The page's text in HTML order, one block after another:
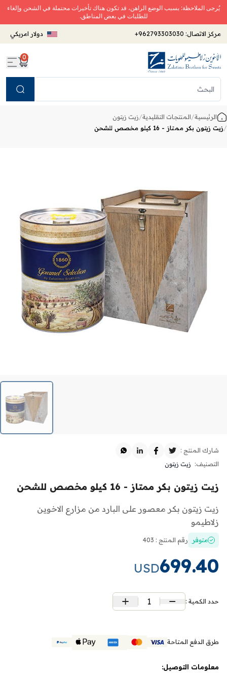
يُرجى الملاحظة: بسبب الوضع الراهن، قد تكون هناك تأخيرات محتملة في الشحن وإلغاء
للطلبات في بعض المناطق.
مركز الاتصال: +962793303030 دولار امريكي
0
الرئيسية/المنتجات التقليدية/زيت زيتون
/زيت زيتون بكر ممتاز - 16 كيلو مخصص للشحن
التصنيف: زيت زيتون
شارك المنتج :
زيت زيتون بكر ممتاز - 16 كيلو مخصص للشحن
زيت زيتون بكر معصور على البارد من مزارع الاخوين
زلاطيمو
متوفر رقم المنتج : 403
699.40
USD
حدد الكمية : 1
طرق الدفع المتاحة
معلومات التوصيل: